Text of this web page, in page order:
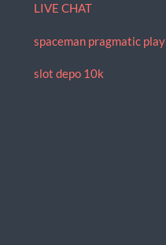
LIVE CHAT
spaceman pragmatic play
slot depo 10k